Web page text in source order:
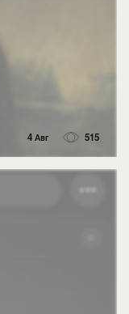
4 Авг 515